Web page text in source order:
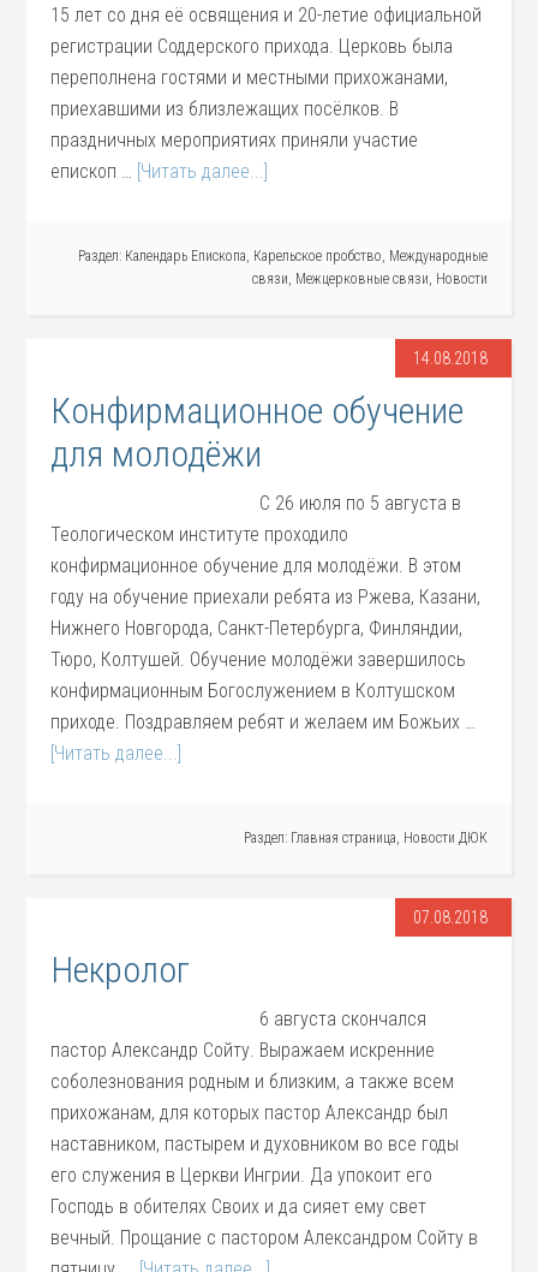
15 лет со дня её освящения и 20-летие официальной
регистрации Соддерского прихода. Церковь была
переполнена гостями и местными прихожанами,
приехавшими из близлежащих посёлков. В
праздничных мероприятиях приняли участие
епископ … [Читать далее...]
Раздел: Календарь Епископа, Карельское пробство, Международные
связи, Межцерковные связи, Новости
14.08.2018
Конфирмационное обучение
для молодёжи
С 26 июля по 5 августа в
Теологическом институте проходило
конфирмационное обучение для молодёжи. В этом
году на обучение приехали ребята из Ржева, Казани,
Нижнего Новгорода, Санкт-Петербурга, Финляндии,
Тюро, Колтушей. Обучение молодёжи завершилось
конфирмационным Богослужением в Колтушском
приходе. Поздравляем ребят и желаем им Божьих …
[Читать далее...]
Раздел: Главная страница, Новости ДЮК
07.08.2018
Некролог
6 августа скончался
пастор Александр Сойту. Выражаем искренние
соболезнования родным и близким, а также всем
прихожанам, для которых пастор Александр был
наставником, пастырем и духовником во все годы
его служения в Церкви Ингрии. Да упокоит его
Господь в обителях Своих и да сияет ему свет
вечный. Прощание с пастором Александром Сойту в